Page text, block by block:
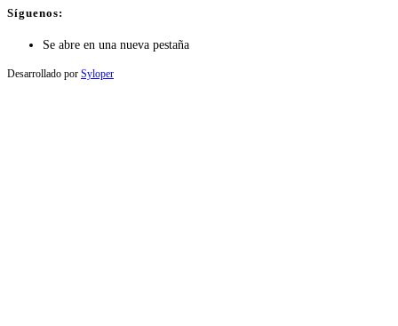
Síguenos:
Se abre en una nueva pestaña
Desarrollado por Syloper